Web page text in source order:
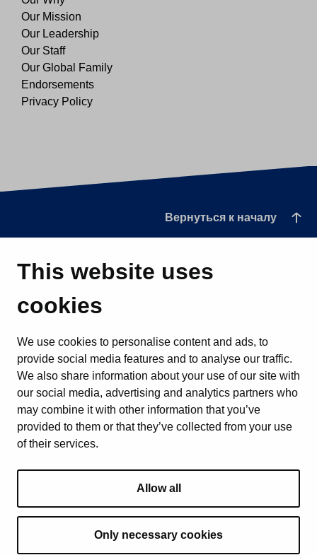
This website uses
cookies
We use cookies to personalise content and ads, to
provide social media features and to analyse our traffic.
We also share information about your use of our site with
our social media, advertising and analytics partners who
may combine it with other information that you’ve
provided to them or that they’ve collected from your use
of their services.
Allow all
Only necessary cookies
Our Mission
Our Leadership
Our Staff
Our Global Family
Endorsements
Privacy Policy
Вернуться к началу